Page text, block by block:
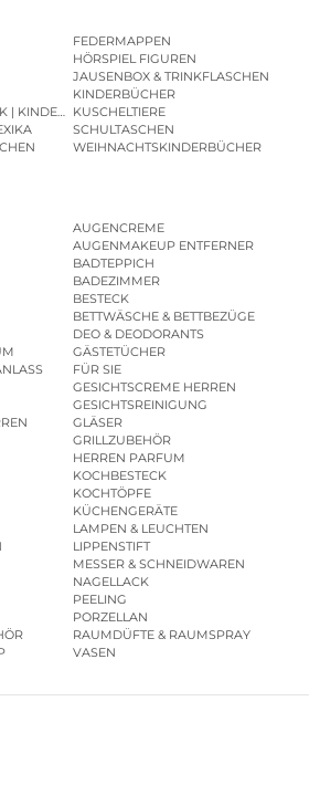
FEDERMAPPEN
HÖRSPIEL FIGUREN
JAUSENBOX & TRINKFLASCHEN
KINDERBÜCHER
| KINDERGARTENBEUTEL
KUSCHELTIERE
SCHULTASCHEN
WEIHNACHTSKINDERBÜCHER
AUGENCREME
AUGENMAKEUP ENTFERNER
BADTEPPICH
BADEZIMMER
BESTECK
BETTWÄSCHE & BETTBEZÜGE
DEO & DEODORANTS
GÄSTETÜCHER
FÜR SIE
GESICHTSCREME HERREN
GESICHTSREINIGUNG
GLÄSER
GRILLZUBEHÖR
HERREN PARFUM
KOCHBESTECK
KOCHTÖPFE
KÜCHENGERÄTE
LAMPEN & LEUCHTEN
LIPPENSTIFT
MESSER & SCHNEIDWAREN
NAGELLACK
PEELING
PORZELLAN
RAUMDÜFTE & RAUMSPRAY
VASEN